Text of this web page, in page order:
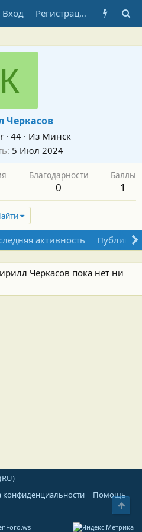
Вход Регистрация
К
Черкасов
· 44 · Из Минск
5 Июл 2024
Благодарности
0
Баллы
1
активность
Черкасов пока нет ни
конфиденциальности Помощь